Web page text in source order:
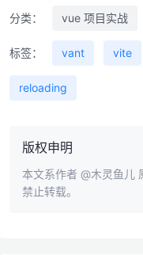
分类： vue 项目实战
标签： vant vite
reloading
版权申明
本文系作者 @木灵鱼儿
禁止转载。